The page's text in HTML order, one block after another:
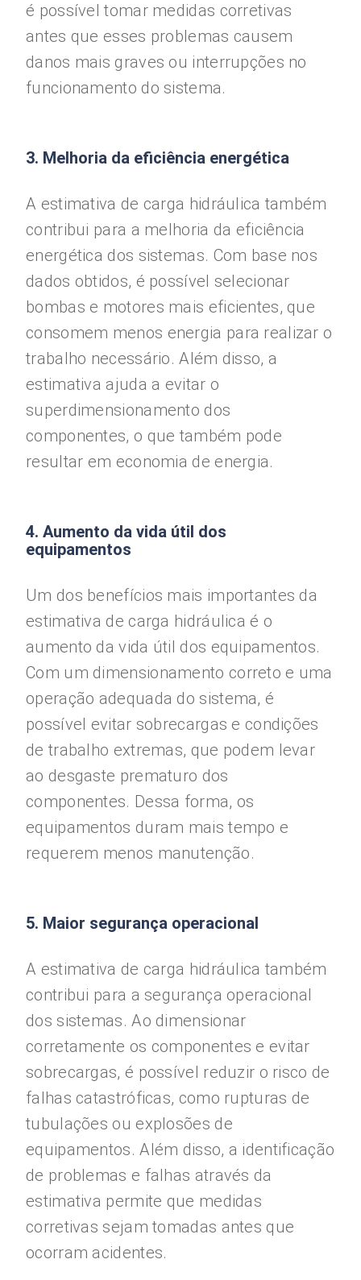
é possível tomar medidas corretivas
antes que esses problemas causem
danos mais graves ou interrupções no
funcionamento do sistema.
3. Melhoria da eficiência energética
A estimativa de carga hidráulica também
contribui para a melhoria da eficiência
energética dos sistemas. Com base nos
dados obtidos, é possível selecionar
bombas e motores mais eficientes, que
consomem menos energia para realizar o
trabalho necessário. Além disso, a
estimativa ajuda a evitar o
superdimensionamento dos
componentes, o que também pode
resultar em economia de energia.
4. Aumento da vida útil dos
equipamentos
Um dos benefícios mais importantes da
estimativa de carga hidráulica é o
aumento da vida útil dos equipamentos.
Com um dimensionamento correto e uma
operação adequada do sistema, é
possível evitar sobrecargas e condições
de trabalho extremas, que podem levar
ao desgaste prematuro dos
componentes. Dessa forma, os
equipamentos duram mais tempo e
requerem menos manutenção.
5. Maior segurança operacional
A estimativa de carga hidráulica também
contribui para a segurança operacional
dos sistemas. Ao dimensionar
corretamente os componentes e evitar
sobrecargas, é possível reduzir o risco de
falhas catastróficas, como rupturas de
tubulações ou explosões de
equipamentos. Além disso, a identificação
de problemas e falhas através da
estimativa permite que medidas
corretivas sejam tomadas antes que
ocorram acidentes.